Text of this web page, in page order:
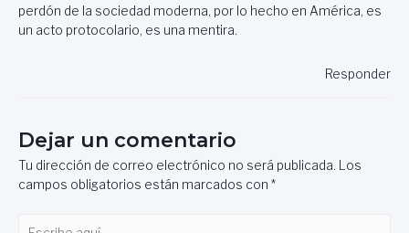
perdón de la sociedad moderna, por lo hecho en América, es
un acto protocolario, es una mentira.
Responder
Dejar un comentario
Tu dirección de correo electrónico no será publicada. Los
campos obligatorios están marcados con *